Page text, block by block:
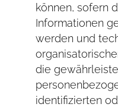
können, sofern
Informationen
werden und
die
identifizierten